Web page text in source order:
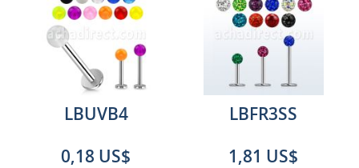
LBUVB4
0,18 US$
LBFR3SS
1,81 US$